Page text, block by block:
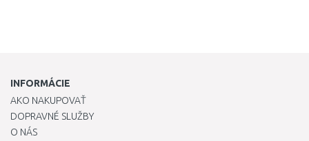
INFORMÁCIE
AKO NAKUPOVAŤ
DOPRAVNÉ SLUŽBY
O NÁS